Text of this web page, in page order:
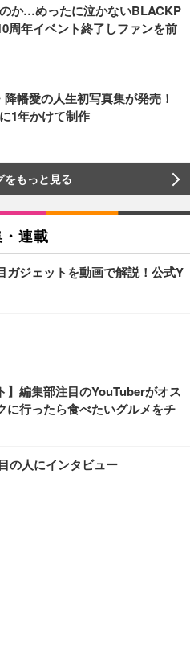
か…めったに泣かないBLACKP
周年イベント終了しファンを前
幡愛の人生初写真集が発売！
1年かけて制作
をもっと見る
・連載
ガジェットを動画で解説！公式Y
】編集部注目のYouTuberがオス
に行ったら食べたいグルメをチ
の人にインタビュー